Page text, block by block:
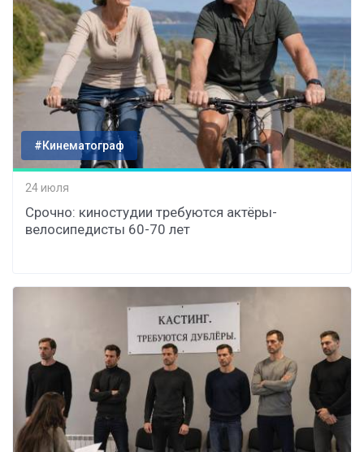
#Кинематограф
24 июля
Срочно: киностудии требуются актёры-
велосипедисты 60-70 лет